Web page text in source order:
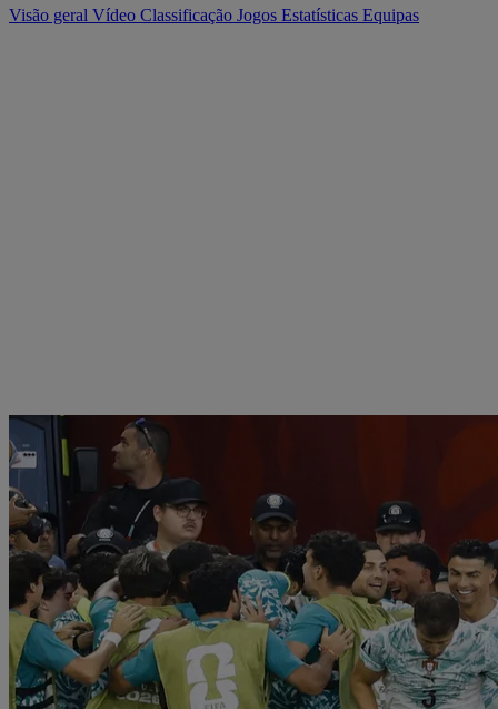
Visão geral Vídeo Classificação Jogos Estatísticas Equipas